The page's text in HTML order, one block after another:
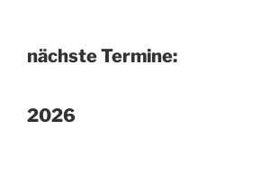
nächste Termine:
2026